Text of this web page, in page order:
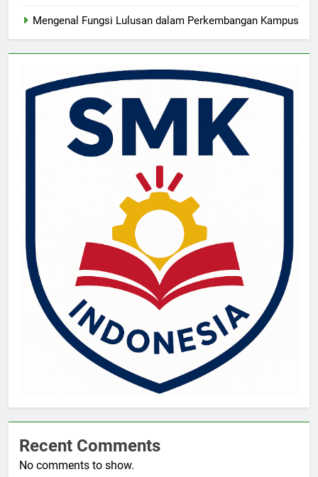
Mengenal Fungsi Lulusan dalam Perkembangan Kampus
Recent Comments
No comments to show.